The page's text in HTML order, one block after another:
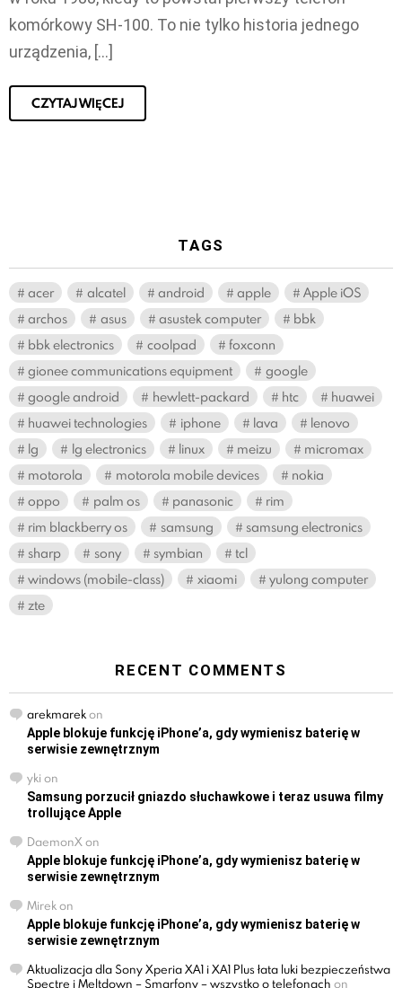
komórkowy SH-100. To nie tylko historia jednego
urządzenia, […]
CZYTAJ WIĘCEJ
TAGS
acer alcatel android apple
Apple iOS
archos
asus asustek computer
bbk
bbk electronics
coolpad
foxconn
gionee communications equipment
google
google android
hewlett-packard htc
huawei
huawei technologies
iphone lava
lenovo
lg
lg electronics linux meizu
micromax
motorola
motorola mobile devices
nokia
oppo
palm os panasonic
rim
rim blackberry os
samsung
samsung electronics
sharp
sony symbian
tcl
windows (mobile-class)
xiaomi
yulong computer
zte
RECENT COMMENTS
arekmarekon
Apple blokuje funkcję iPhone’a, gdy wymienisz baterię w
serwisie zewnętrznym
yki on
Samsung porzucił gniazdo słuchawkowe i teraz usuwa filmy
trollujące Apple
DaemonXon
Apple blokuje funkcję iPhone’a, gdy wymienisz baterię w
serwisie zewnętrznym
Mirekon
Apple blokuje funkcję iPhone’a, gdy wymienisz baterię w
serwisie zewnętrznym
Aktualizacja dla Sony Xperia XA1 i XA1 Plus łata luki bezpieczeństwa
Spectre i Meltdown – Smarfony – wszystko o telefonach on